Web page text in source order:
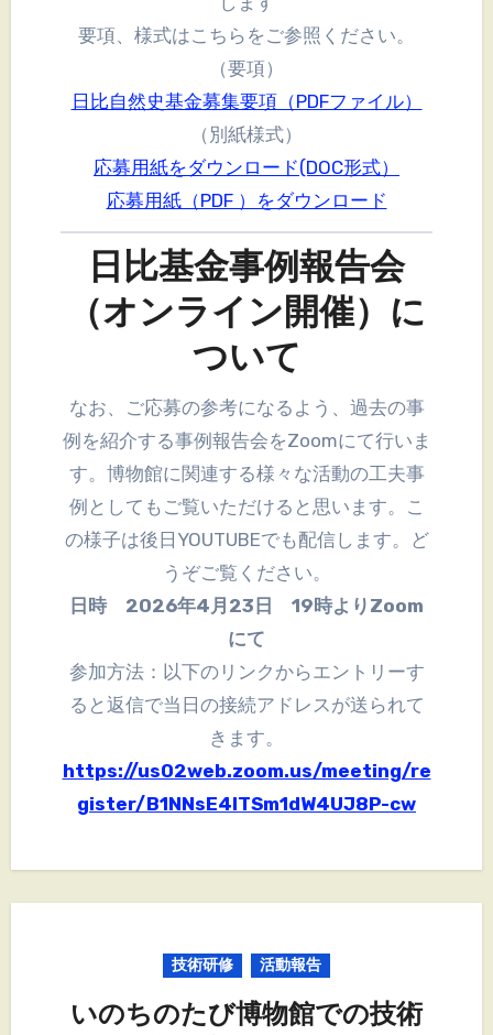
要項、様式はこちらをご参照ください。
（要項）
日比自然史基金募集要項（PDFファイル）
（別紙様式）
応募用紙をダウンロード(DOC形式）
応募用紙（PDF ）をダウンロード
日比基金事例報告会
（オンライン開催）に
ついて
なお、ご応募の参考になるよう、過去の事
例を紹介する事例報告会をZoomにて行いま
す。博物館に関連する様々な活動の工夫事
例としてもご覧いただけると思います。こ
の様子は後日YOUTUBEでも配信します。ど
うぞご覧ください。
日時 2026年4月23日 19時よりZoom
にて
参加方法：以下のリンクからエントリーす
ると返信で当日の接続アドレスが送られて
きます。
https://us02web.zoom.us/meeting/re
gister/B1NNsE4ITSm1dW4UJ8P-cw
技術研修 活動報告
いのちのたび博物館での技術